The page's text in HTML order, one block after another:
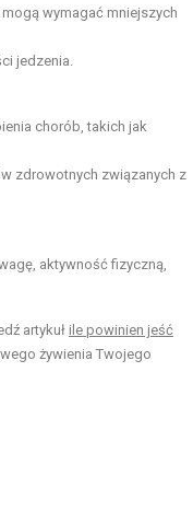
wymagać mniejszych
jedzenia.
chorób, takich jak
zdrowotnych związanych z
aktywność fizyczną,
artykuł ile powinien jeść
żywienia Twojego